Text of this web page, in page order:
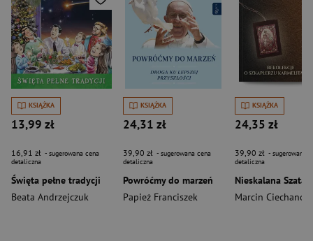
KSIĄŻKA
13,99 zł
16,91 zł - sugerowana cena
detaliczna
Święta pełne tradycji
Beata Andrzejczuk
KSIĄŻKA
24,31 zł
39,90 zł - sugerowana cena
detaliczna
Powróćmy do marzeń
Papież Franciszek
KSIĄŻKA
24,35 zł
39,90 zł - sugerowana
detaliczna
Marcin